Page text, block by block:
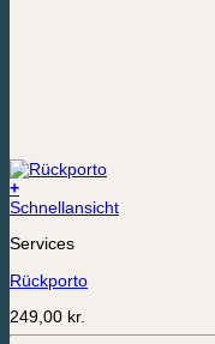
+
Schnellansicht
Services
Rückporto
249,00 kr.